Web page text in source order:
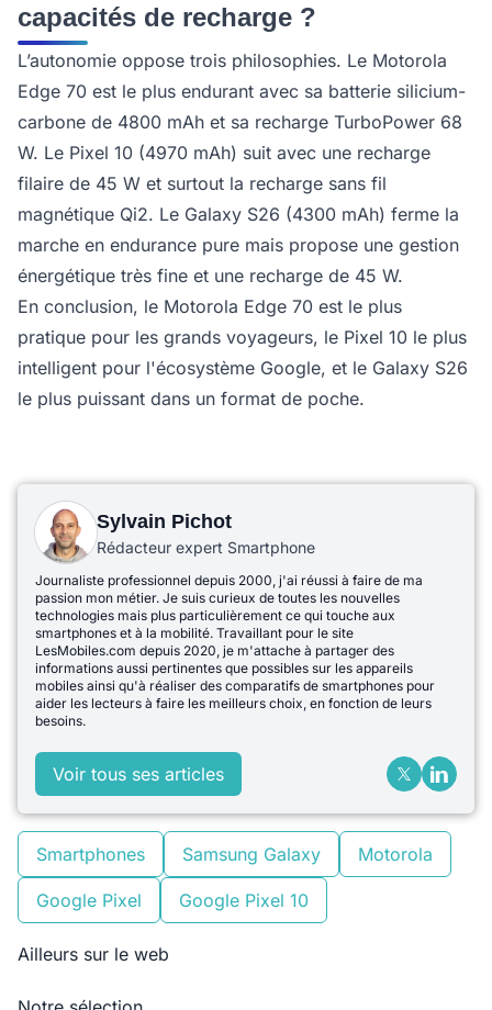
capacités de recharge ?
L’autonomie oppose trois philosophies. Le Motorola
Edge 70 est le plus endurant avec sa batterie silicium-
carbone de 4800 mAh et sa recharge TurboPower 68
W. Le Pixel 10 (4970 mAh) suit avec une recharge
filaire de 45 W et surtout la recharge sans fil
magnétique Qi2. Le Galaxy S26 (4300 mAh) ferme la
marche en endurance pure mais propose une gestion
énergétique très fine et une recharge de 45 W.
En conclusion, le Motorola Edge 70 est le plus
pratique pour les grands voyageurs, le Pixel 10 le plus
intelligent pour l'écosystème Google, et le Galaxy S26
le plus puissant dans un format de poche.
Sylvain Pichot
Rédacteur expert Smartphone
Journaliste professionnel depuis 2000, j'ai réussi à faire de ma
passion mon métier. Je suis curieux de toutes les nouvelles
technologies mais plus particulièrement ce qui touche aux
smartphones et à la mobilité. Travaillant pour le site
LesMobiles.com depuis 2020, je m'attache à partager des
informations aussi pertinentes que possibles sur les appareils
mobiles ainsi qu'à réaliser des comparatifs de smartphones pour
aider les lecteurs à faire les meilleurs choix, en fonction de leurs
besoins.
Voir tous ses articles
Smartphones Samsung Galaxy Motorola
Google Pixel Google Pixel 10
Ailleurs sur le web